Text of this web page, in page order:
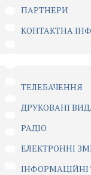
ПАРТНЕРИ
КОНТАКТНА
ТЕЛЕБАЧЕННЯ
ДРУКОВАНІ
РАДІО
ЕЛЕКТРОННІ